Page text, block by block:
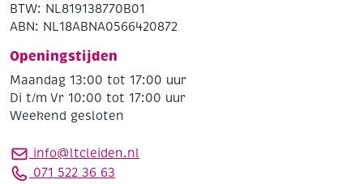
BTW: NL819138770B01
ABN: NL18ABNA0566420872
Openingstijden
Maandag 13:00 tot 17:00 uur
Di t/m Vr 10:00 tot 17:00 uur
Weekend gesloten
info@ltcleiden.nl
071 522 36 63